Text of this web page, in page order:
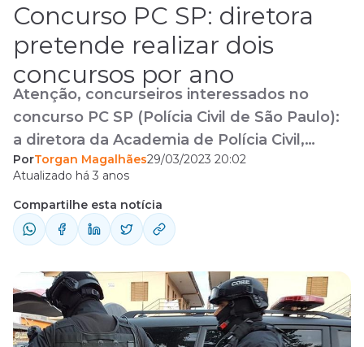
Concurso PC SP: diretora
pretende realizar dois
concursos por ano
Atenção, concurseiros interessados no
concurso PC SP (Polícia Civil de São Paulo):
a diretora da Academia de Polícia Civil,
Márcia Ruiz, anunciou no podcast “Diário de
Polícia”, que a Polícia Civil pretende realizar
dois concursos públicos a cada ano.
Realizado na noite de terça feira (29/3), o
da ...
PorTorgan Magalhães29/03/2023 20:02
Atualizado há 3 anos
Compartilhe esta notícia